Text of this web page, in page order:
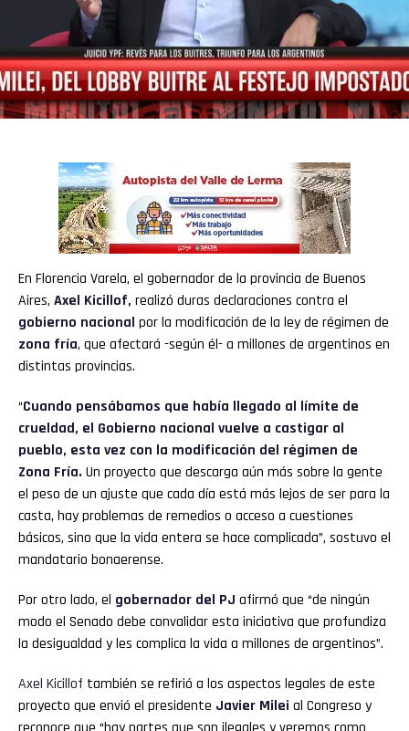
En Florencia Varela, el gobernador de la provincia de Buenos
Aires, Axel Kicillof, realizó duras declaraciones contra el
gobierno nacional por la modificación de la ley de régimen de
zona fría, que afectará -según él- a millones de argentinos en
distintas provincias.
“Cuando pensábamos que había llegado al límite de
crueldad, el Gobierno nacional vuelve a castigar al
pueblo, esta vez con la modificación del régimen de
Zona Fría. Un proyecto que descarga aún más sobre la gente
el peso de un ajuste que cada día está más lejos de ser para la
casta, hay problemas de remedios o acceso a cuestiones
básicos, sino que la vida entera se hace complicada”, sostuvo el
mandatario bonaerense.
Por otro lado, el gobernador del PJ afirmó que “de ningún
modo el Senado debe convalidar esta iniciativa que profundiza
la desigualdad y les complica la vida a millones de argentinos”.
Axel Kicillof también se refirió a los aspectos legales de este
proyecto que envió el presidente Javier Milei al Congreso y
Flipboard
Whatsapp
Email